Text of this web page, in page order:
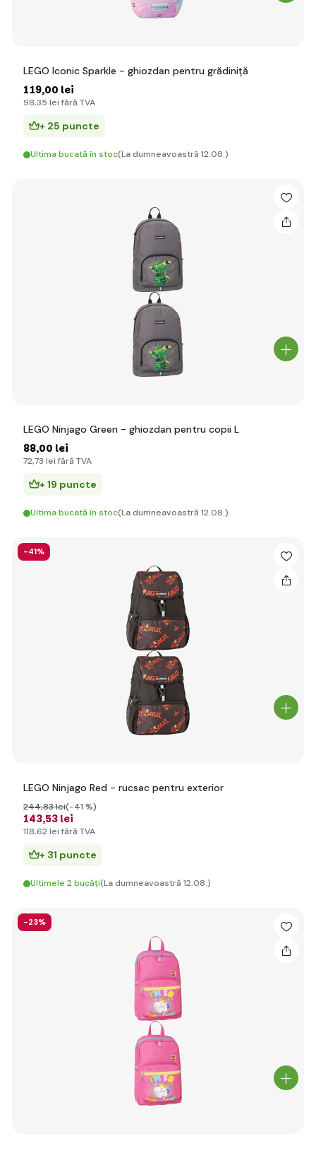
LEGO Iconic Sparkle - ghiozdan pentru grădiniță
119,00 lei
98,35 lei fără TVA
+ 25 puncte
Ultima bucată în stoc(La dumneavoastră 12.08.)
LEGO Ninjago Green - ghiozdan pentru copii L
88,00 lei
72,73 lei fără TVA
+ 19 puncte
Ultima bucată în stoc(La dumneavoastră 12.08.)
-41%
LEGO Ninjago Red - rucsac pentru exterior
143,53 lei
244,83 lei(-41 %)
118,62 lei fără TVA
+ 31 puncte
Ultimele 2 bucăți(La dumneavoastră 12.08.)
-23%